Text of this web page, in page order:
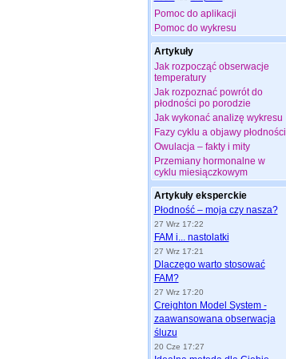
Pomoc do aplikacji
Pomoc do wykresu
Artykuły
Jak rozpocząć obserwacje
temperatury
Jak rozpoznać powrót do
płodności po porodzie
Jak wykonać analizę wykresu
Fazy cyklu a objawy płodności
Owulacja – fakty i mity
Przemiany hormonalne w
cyklu miesiączkowym
Artykuły eksperckie
Płodność – moja czy nasza?
27 Wrz 17:22
FAM i... nastolatki
27 Wrz 17:21
Dlaczego warto stosować
FAM?
27 Wrz 17:20
Creighton Model System -
zaawansowana obserwacja
śluzu
20 Cze 17:27